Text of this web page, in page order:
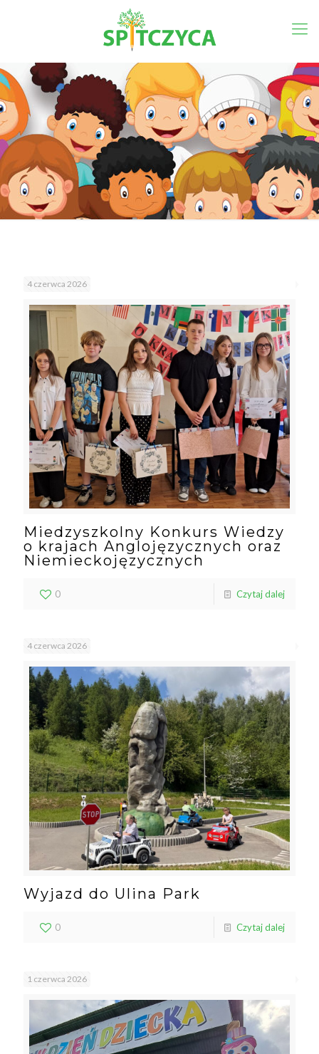
4 czerwca 2026
Miedzyszkolny Konkurs Wiedzy
o krajach Anglojęzycznych oraz
Niemieckojęzycznych
0 Czytaj dalej
4 czerwca 2026
Wyjazd do Ulina Park
0 Czytaj dalej
1 czerwca 2026